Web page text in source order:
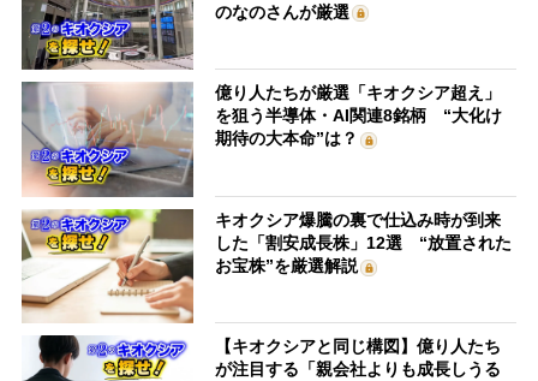
のなのさんが厳選
億り人たちが厳選「キオクシア超え」
を狙う半導体・AI関連8銘柄 “大化け
期待の大本命”は？
キオクシア爆騰の裏で仕込み時が到来
した「割安成長株」12選 “放置された
お宝株”を厳選解説
【キオクシアと同じ構図】億り人たち
が注目する「親会社よりも成長しうる